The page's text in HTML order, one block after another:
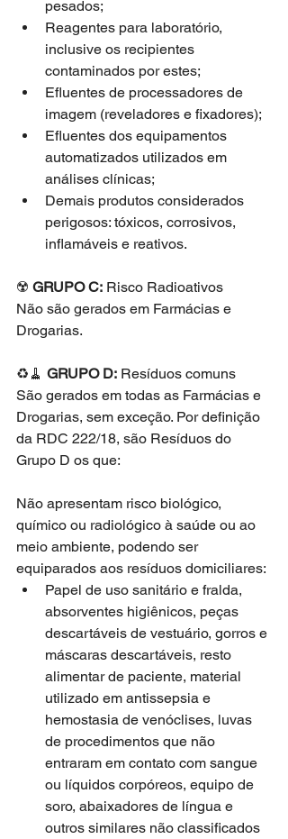
pesados;
Reagentes para laboratório,
inclusive os recipientes
contaminados por estes;
Efluentes de processadores de
imagem (reveladores e fixadores);
Efluentes dos equipamentos
automatizados utilizados em
análises clínicas;
Demais produtos considerados
perigosos: tóxicos, corrosivos,
inflamáveis e reativos.
☢️ GRUPO C: Risco Radioativos
Não são gerados em Farmácias e
Drogarias.
♻️🧹 GRUPO D: Resíduos comuns
São gerados em todas as Farmácias e
Drogarias, sem exceção. Por definição
da RDC 222/18, são Resíduos do
Grupo D os que:
Não apresentam risco biológico,
químico ou radiológico à saúde ou ao
meio ambiente, podendo ser
equiparados aos resíduos domiciliares:
Papel de uso sanitário e fralda,
absorventes higiênicos, peças
descartáveis de vestuário, gorros e
máscaras descartáveis, resto
alimentar de paciente, material
utilizado em antissepsia e
hemostasia de venóclises, luvas
de procedimentos que não
entraram em contato com sangue
ou líquidos corpóreos, equipo de
soro, abaixadores de língua e
outros similares não classificados